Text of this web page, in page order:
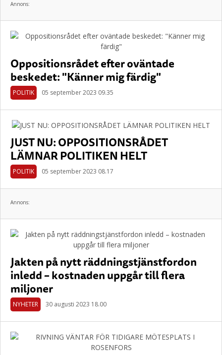
Annons:
Oppositionsrådet efter oväntade
beskedet: "Känner mig färdig"
POLITIK 05 september 2023 09.35
JUST NU: OPPOSITIONSRÅDET
LÄMNAR POLITIKEN HELT
POLITIK 05 september 2023 08.17
Annons:
Jakten på nytt räddningstjänstfordon
inledd – kostnaden uppgår till flera
miljoner
NYHETER 30 augusti 2023 18.00